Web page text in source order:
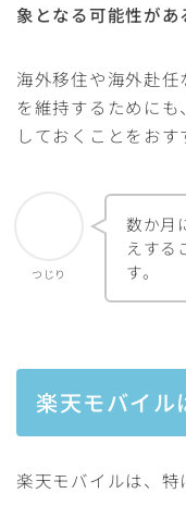
象となる可能性があ
海外移住や海外赴
を維持するために
しておくことをおす
つじり
数か月
えする
す。
楽天モバイル
楽天モバイルは、特